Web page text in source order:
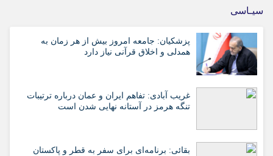
سیـاسی
پزشکیان: جامعه امروز بیش از هر زمان به
همدلی و اخلاق قرآنی نیاز دارد
غریب آبادی: تفاهم ایران و عمان درباره ترتیبات
تنگه هرمز در آستانه نهایی شدن است
بقائی: برنامه‌ای برای سفر به قطر و پاکستان